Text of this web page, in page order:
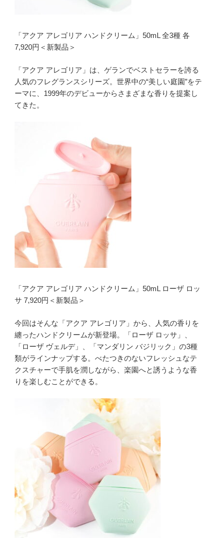
「アクア アレゴリア ハンドクリーム」50mL 全3種 各
7,920円＜新製品＞
「アクア アレゴリア」は、ゲランでベストセラーを誇る
人気のフレグランスシリーズ。世界中の“美しい庭園”をテ
ーマに、1999年のデビューからさまざまな香りを提案し
てきた。
「アクア アレゴリア ハンドクリーム」50mL ローザ ロッ
サ 7,920円＜新製品＞
今回はそんな「アクア アレゴリア」から、人気の香りを
纏ったハンドクリームが新登場。「ローザ ロッサ」、
「ローザ ヴェルデ」、「マンダリン バジリック」の3種
類がラインナップする。べたつきのないフレッシュなテ
クスチャーで手肌を潤しながら、楽園へと誘うような香
りを楽しむことができる。